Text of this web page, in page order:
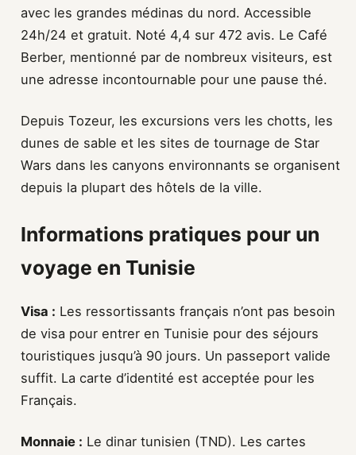
avec les grandes médinas du nord. Accessible
24h/24 et gratuit. Noté 4,4 sur 472 avis. Le Café
Berber, mentionné par de nombreux visiteurs, est
une adresse incontournable pour une pause thé.
Depuis Tozeur, les excursions vers les chotts, les
dunes de sable et les sites de tournage de Star
Wars dans les canyons environnants se organisent
depuis la plupart des hôtels de la ville.
Informations pratiques pour un
voyage en Tunisie
Visa : Les ressortissants français n’ont pas besoin
de visa pour entrer en Tunisie pour des séjours
touristiques jusqu’à 90 jours. Un passeport valide
suffit. La carte d’identité est acceptée pour les
Français.
Monnaie : Le dinar tunisien (TND). Les cartes